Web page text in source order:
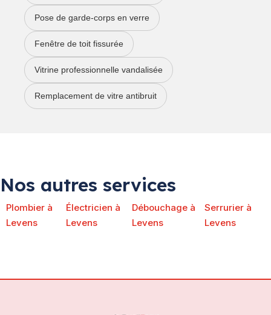
Pose de garde-corps en verre
Fenêtre de toit fissurée
Vitrine professionnelle vandalisée
Remplacement de vitre antibruit
Nos autres services
Plombier à
Levens
Électricien à
Levens
Débouchage à
Levens
Serrurier à
Levens